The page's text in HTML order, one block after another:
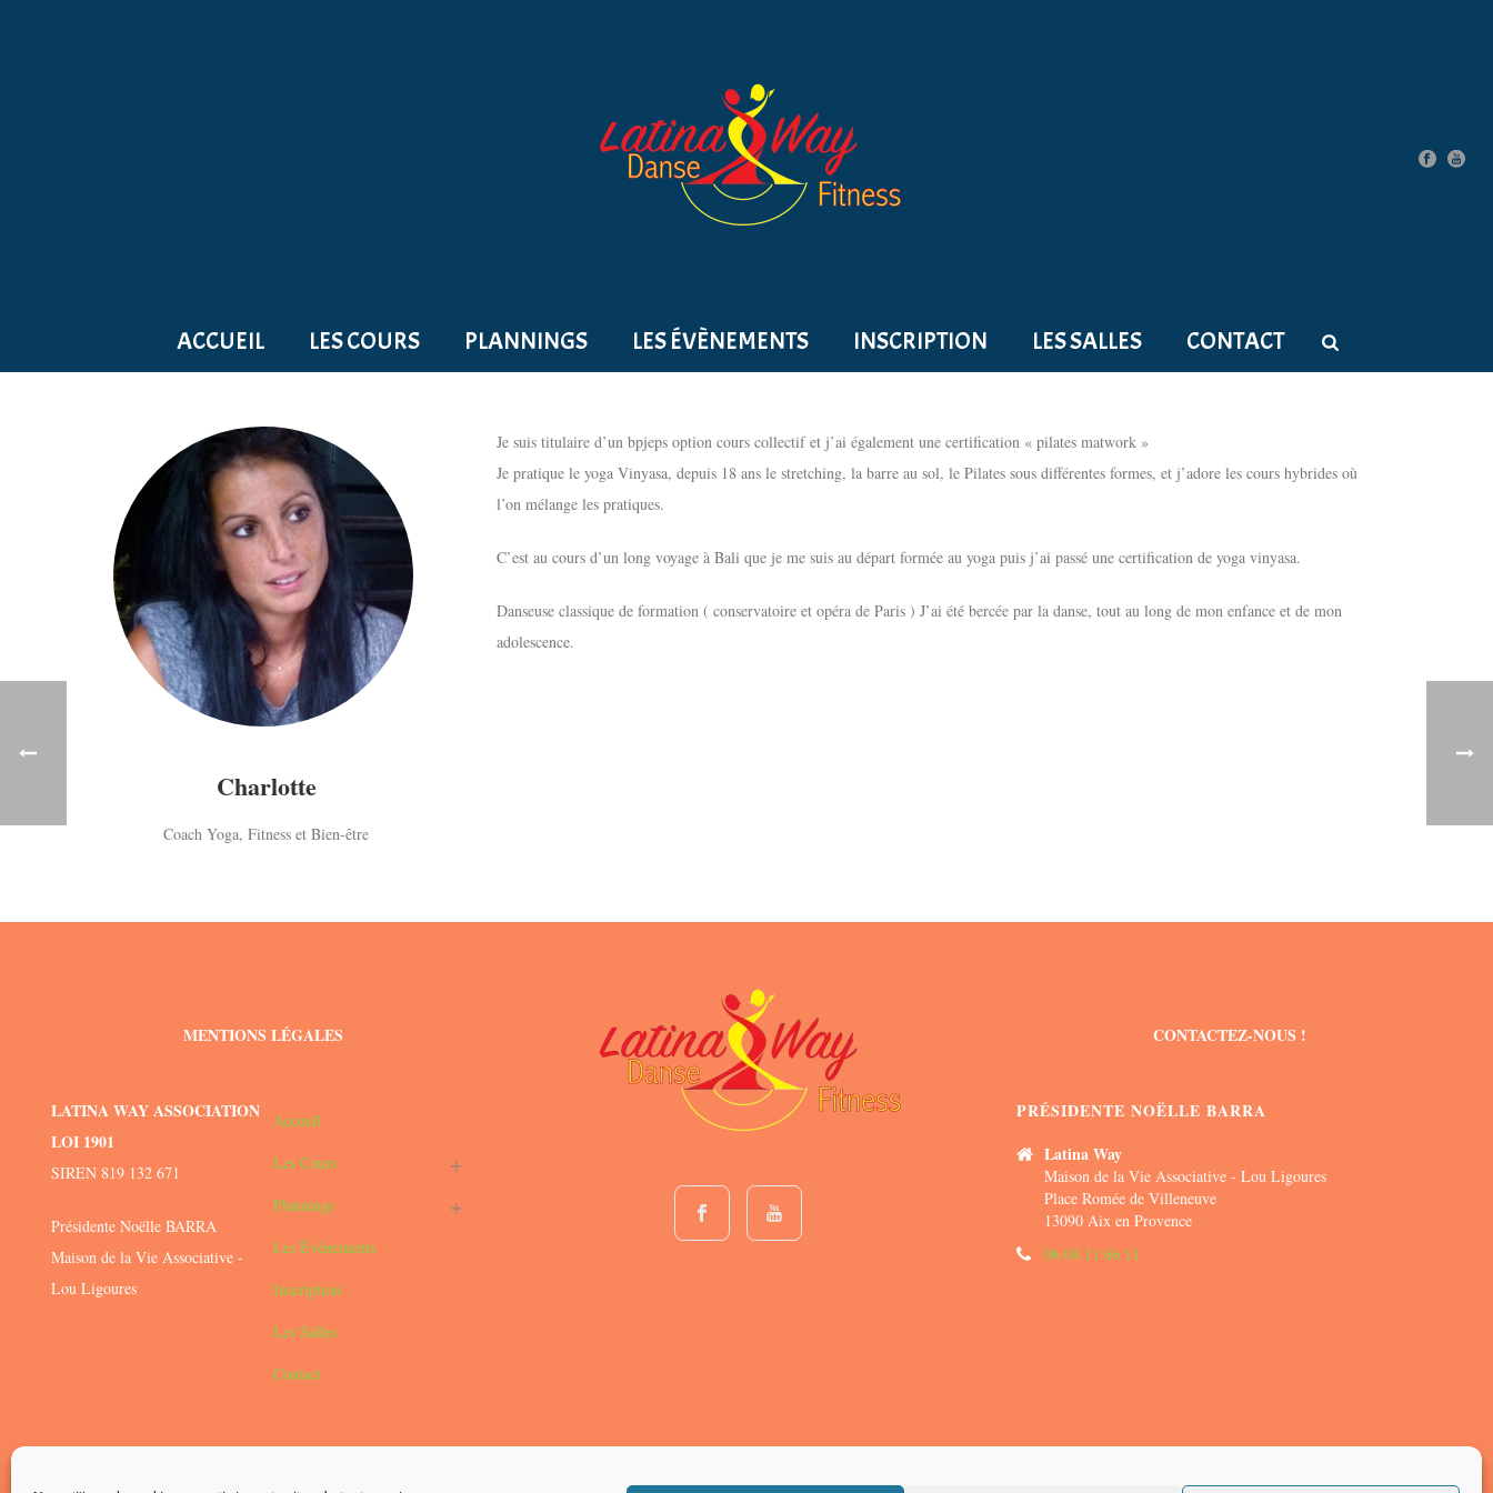
ACCUEIL LES COURS PLANNINGS LES ÉVÈNEMENTS INSCRIPTION LES SALLES CONTACT
Charlotte
Coach Yoga, Fitness et Bien-être
Je suis titulaire d’un bpjeps option cours collectif et j’ai également une certification « pilates matwork »
Je pratique le yoga Vinyasa, depuis 18 ans le stretching, la barre au sol, le Pilates sous différentes formes, et j’adore les cours hybrides où
l’on mélange les pratiques.
C’est au cours d’un long voyage à Bali que je me suis au départ formée au yoga puis j’ai passé une certification de yoga vinyasa.
Danseuse classique de formation ( conservatoire et opéra de Paris ) J’ai été bercée par la danse, tout au long de mon enfance et de mon
adolescence.
MENTIONS LÉGALES
LATINA WAY ASSOCIATION
LOI 1901
SIREN 819 132 671
Présidente Noëlle BARRA
Maison de la Vie Associative -
Lou Ligoures
Accueil
Les Cours
Plannings
Les Évènements
Inscription
Les Salles
Contact
CONTACTEZ-NOUS !
PRÉSIDENTE NOËLLE BARRA
Latina Way
Maison de la Vie Associative - Lou Ligoures
Place Romée de Villeneuve
13090 Aix en Provence
06 04 11 66 11